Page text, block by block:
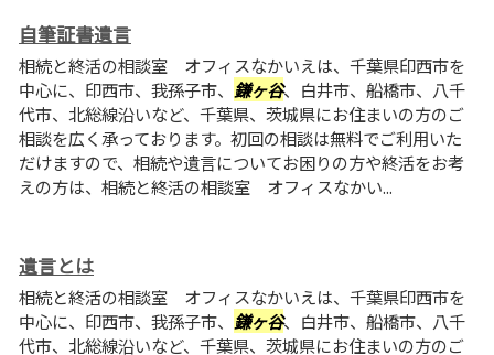
自筆証書遺言
相続と終活の相談室 オフィスなかいえは、千葉県印西市を
中心に、印西市、我孫子市、 鎌ヶ谷、白井市、船橋市、八千
代市、北総線沿いなど、千葉県、茨城県にお住まいの方のご
相談を広く承っております。初回の相談は無料でご利用いた
だけますので、相続や遺言についてお困りの方や終活をお考
えの方は、相続と終活の相談室 オフィスなかい...
遺言とは
相続と終活の相談室 オフィスなかいえは、千葉県印西市を
中心に、印西市、我孫子市、 鎌ヶ谷、白井市、船橋市、八千
代市、北総線沿いなど、千葉県、茨城県にお住まいの方のご